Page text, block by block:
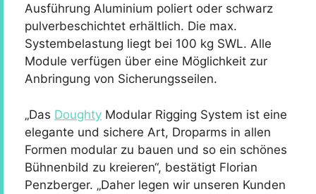
Ausführung Aluminium poliert oder schwarz
pulverbeschichtet erhältlich. Die max.
Systembelastung liegt bei 100 kg SWL. Alle
Module verfügen über eine Möglichkeit zur
Anbringung von Sicherungsseilen.
„Das Doughty Modular Rigging System ist eine
elegante und sichere Art, Droparms in allen
Formen modular zu bauen und so ein schönes
Bühnenbild zu kreieren“, bestätigt Florian
Penzberger. „Daher legen wir unseren Kunden